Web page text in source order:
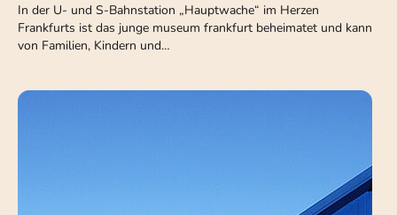
In der U- und S-Bahnstation „Hauptwache“ im Herzen
Frankfurts ist das junge museum frankfurt beheimatet und kann
von Familien, Kindern und…